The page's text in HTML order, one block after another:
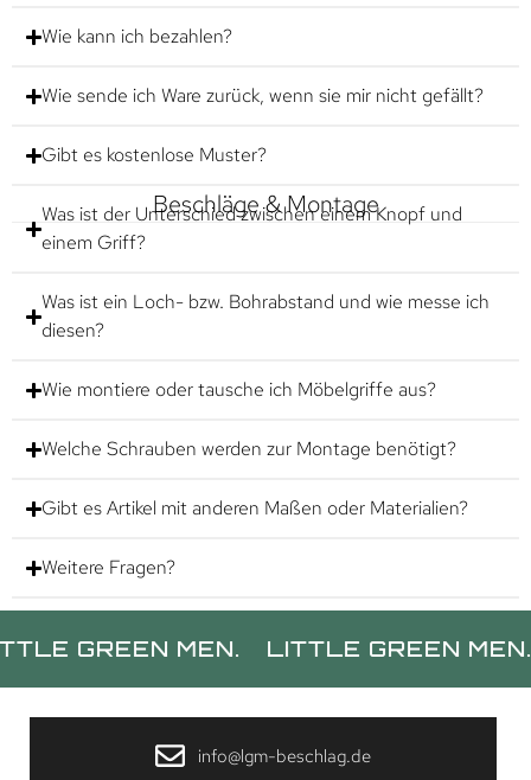
Wie kann ich bezahlen?
Wie sende ich Ware zurück, wenn sie mir nicht gefällt?
Gibt es kostenlose Muster?
Beschläge & Montage
Was ist der Unterschied zwischen einem Knopf und
einem Griff?
Was ist ein Loch- bzw. Bohrabstand und wie messe ich
diesen?
Wie montiere oder tausche ich Möbelgriffe aus?
Welche Schrauben werden zur Montage benötigt?
Gibt es Artikel mit anderen Maßen oder Materialien?
Weitere Fragen?
MEN. LITTLE GREEN MEN.
info@lgm-beschlag.de